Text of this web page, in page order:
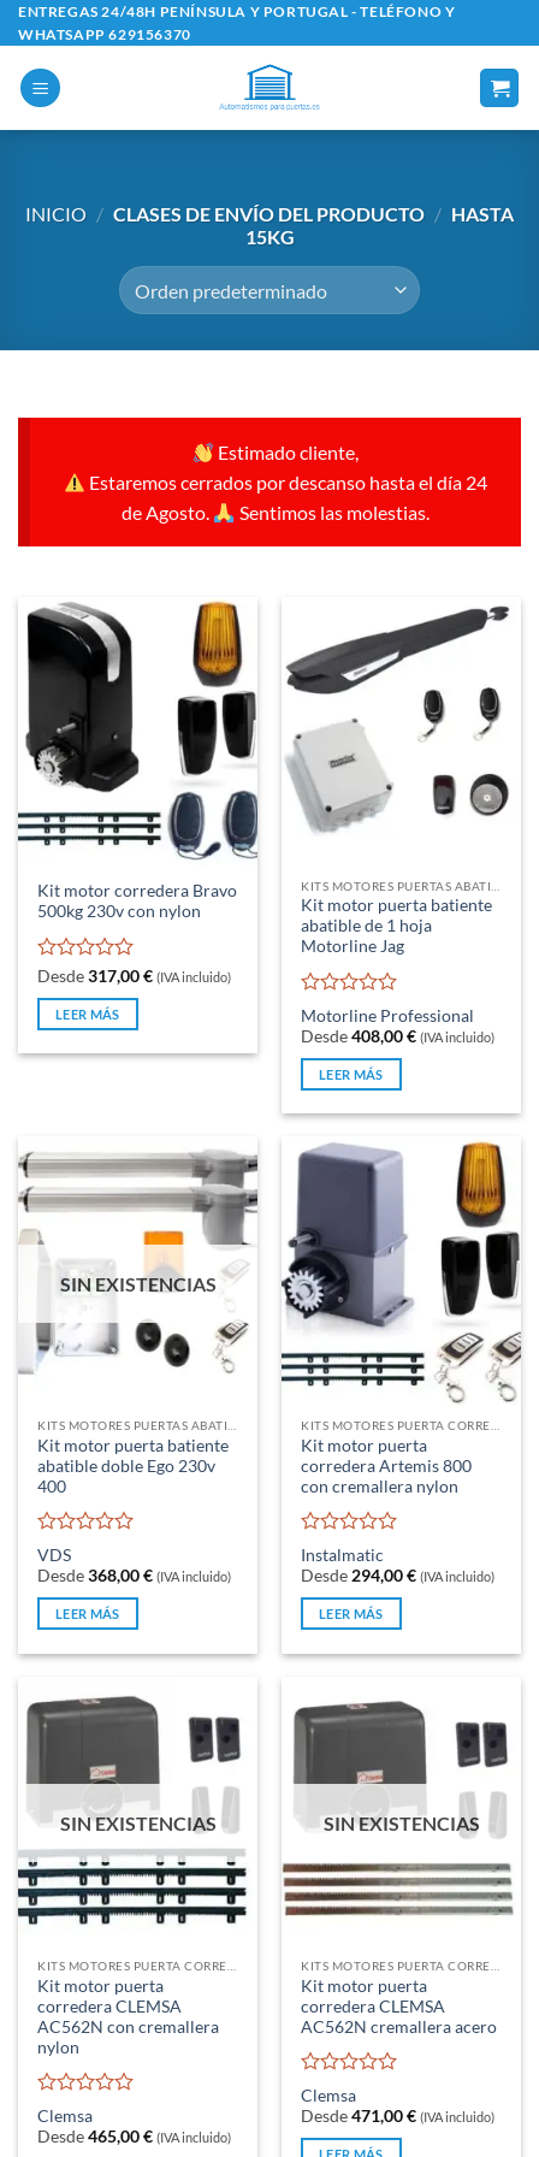
Saltar
al
contenido
ENTREGAS 24/48H PENÍNSULA Y PORTUGAL - TELÉFONO Y
WHATSAPP 629156370
INICIO / CLASES DE ENVÍO DEL PRODUCTO / HASTA
15KG
Estimado cliente,
Estaremos cerrados por descanso hasta el día 24
de Agosto.
Sentimos las molestias.
Kit motor corredera Bravo
500kg 230v con nylon
Valorado
con
de
5
Desde317,00€ (IVA incluido)
LEER MÁS
Kit motor puerta batiente
abatible de 1 hoja
Motorline Jag
Valorado
con
0
de
5
Motorline Professional
Desde408,00€ (IVA incluido)
LEER MÁS
SIN EXISTENCIAS
Kit motor puerta batiente
abatible doble Ego 230v
400
Valorado
con
0
de
5
VDS
Desde368,00€ (IVA incluido)
LEER MÁS
Kit motor puerta
corredera Artemis 800
con cremallera nylon
Valorado
con
0
de
5
Instalmatic
Desde294,00€ (IVA incluido)
LEER MÁS
SIN EXISTENCIAS
Kit motor puerta
corredera CLEMSA
AC562N con cremallera
nylon
Valorado
con
0
Clemsa
Desde465,00€ (IVA incluido)
SIN EXISTENCIAS
Kit motor puerta
corredera CLEMSA
AC562N cremallera acero
Valorado
con
0
de
Clemsa
Desde471,00€ (IVA incluido)